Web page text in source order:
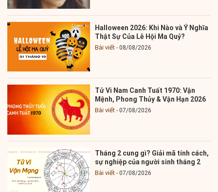
Halloween 2026: Khi Nào và Ý Nghĩa
Thật Sự Của Lễ Hội Ma Quỷ?
Bài viết 08/08/2026
Tử Vi Nam Canh Tuất 1970: Vận
Mệnh, Phong Thủy & Vận Hạn 2026
Bài viết 07/08/2026
Tháng 2 cung gì? Giải mã tính cách,
sự nghiệp của người sinh tháng 2
Bài viết 07/08/2026